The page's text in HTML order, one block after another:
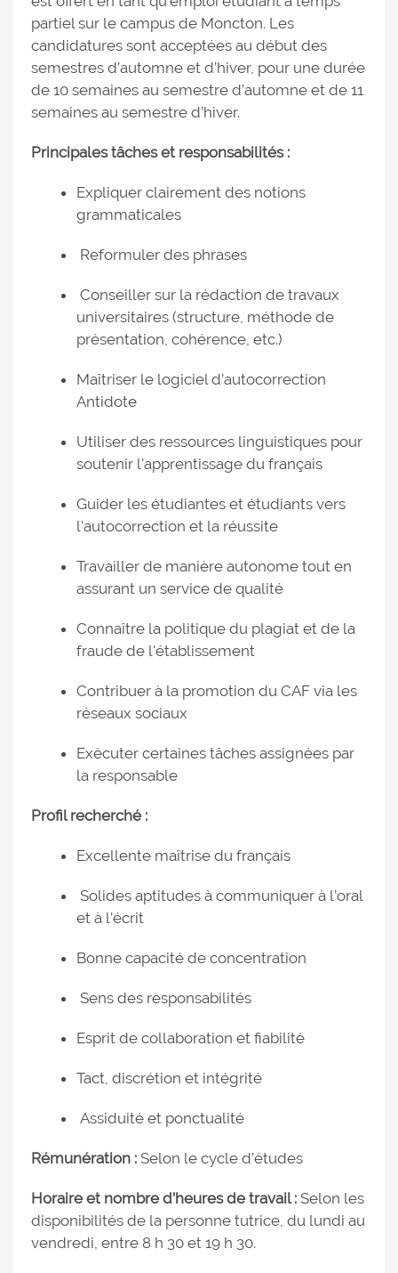
partiel sur le campus de Moncton. Les
candidatures sont acceptées au début des
semestres d’automne et d’hiver, pour une durée
de 10 semaines au semestre d’automne et de 11
semaines au semestre d’hiver.
Principales tâches et responsabilités :
Expliquer clairement des notions
grammaticales
Reformuler des phrases
Conseiller sur la rédaction de travaux
universitaires (structure, méthode de
présentation, cohérence, etc.)
Maîtriser le logiciel d’autocorrection
Antidote
Utiliser des ressources linguistiques pour
soutenir l'apprentissage du français
Guider les étudiantes et étudiants vers
l'autocorrection et la réussite
Travailler de manière autonome tout en
assurant un service de qualité
Connaître la politique du plagiat et de la
fraude de l'établissement
Contribuer à la promotion du CAF via les
réseaux sociaux
Exécuter certaines tâches assignées par
la responsable
Profil recherché :
Excellente maîtrise du français
Solides aptitudes à communiquer à l’oral
et à l’écrit
Bonne capacité de concentration
Sens des responsabilités
Esprit de collaboration et fiabilité
Tact, discrétion et intégrité
Assiduité et ponctualité
Rémunération : Selon le cycle d’études
Horaire et nombre d’heures de travail : Selon les
disponibilités de la personne tutrice, du lundi au
vendredi, entre 8 h 30 et 19 h 30.